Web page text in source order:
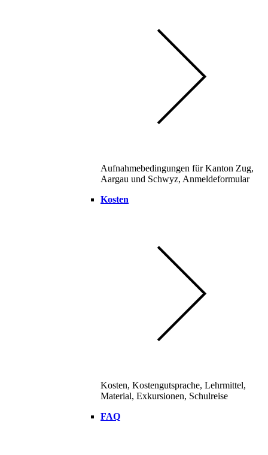
Aufnahmebedingungen für Kanton Zug,
Aargau und Schwyz, Anmeldeformular
Kosten
Kosten, Kostengutsprache, Lehrmittel,
Material, Exkursionen, Schulreise
FAQ